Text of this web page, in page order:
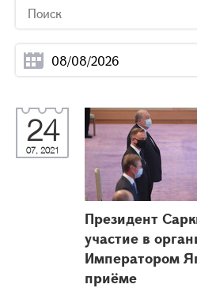
24
07, 2021
Президент
участие в
Императором
приёме